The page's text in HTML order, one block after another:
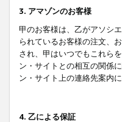
3. アマゾンのお客様
甲のお客様は、乙がアソシ
られているお客様の注文、
され、甲はいつでもこれら
ン・サイトとの相互の関係
ン・サイト上の連絡先案内
4. 乙による保証